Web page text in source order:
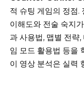
적 슈팅 게임의 정점.
이해도와 전술 숙지
과 사용법, 맵별 전략
임 모드 활용법 등을
이 영상 분석은 실력